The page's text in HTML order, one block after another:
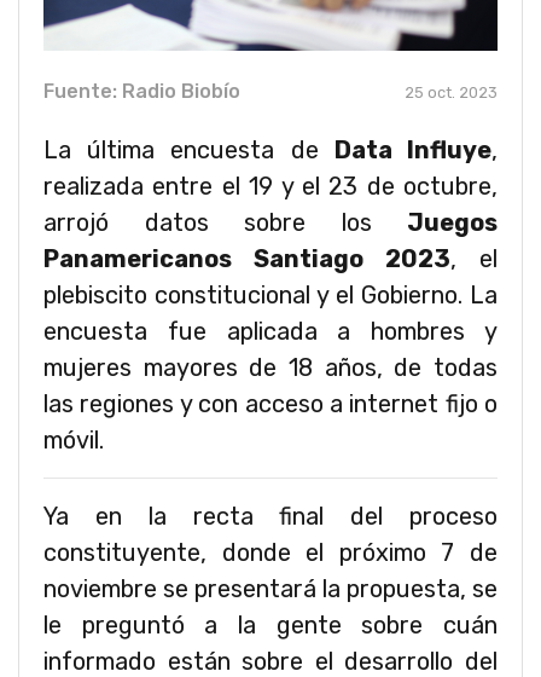
Fuente: Radio Biobío 25 oct. 2023
La última encuesta de Data Influye,
realizada entre el 19 y el 23 de octubre,
arrojó datos sobre los Juegos
Panamericanos Santiago 2023, el
plebiscito constitucional y el Gobierno. La
encuesta fue aplicada a hombres y
mujeres mayores de 18 años, de todas
las regiones y con acceso a internet fijo o
móvil.
Ya en la recta final del proceso
constituyente, donde el próximo 7 de
noviembre se presentará la propuesta, se
le preguntó a la gente sobre cuán
informado están sobre el desarrollo del